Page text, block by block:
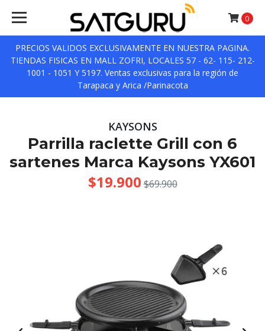
PRECIOS VALIDOS EXCLUSIVAMENTE EN NUESTRA PAGINA.
TIENDAS FISICAS EN MALL ZOFRI, LOCALES 57 - 62- 115- 212-
1001 - 1051 Y 5197. Ventas exclusivas para la región de
Tarapaca y Arica /Parinacota
0
KAYSONS
Parrilla raclette Grill con 6
sartenes Marca Kaysons YX601
$19.900 $69.900